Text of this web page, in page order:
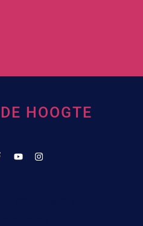
HOOGTE